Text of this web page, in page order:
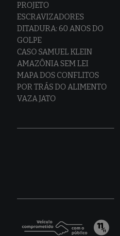
PROJETO
ESCRAVIZADORES
DITADURA: 60 ANOS DO
GOLPE
CASO SAMUEL KLEIN
AMAZÔNIA SEM LEI
MAPA DOS CONFLITOS
POR TRÁS DO ALIMENTO
VAZA JATO